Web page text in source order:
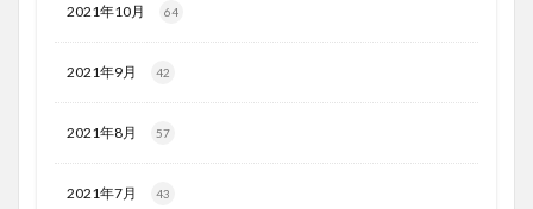
2021年10月 64
2021年9月 42
2021年8月 57
2021年7月 43